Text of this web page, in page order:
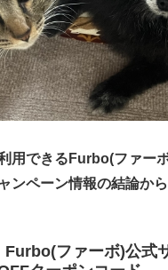
用できるFurbo(ファー
ンペーン情報の結論から
Furbo(ファーボ)公式